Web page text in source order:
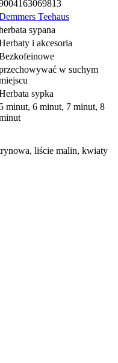
Teehaus
sypana
i akcesoria
w suchym
sypka
5 minut, 6 minut, 7 minut, 8
liście malin, kwiaty